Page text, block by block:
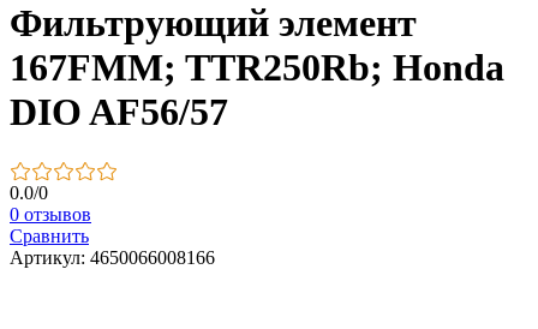
Фильтрующий элемент
167FMM; TTR250Rb; Honda
DIO AF56/57
0.0/0
0 отзывов
Сравнить
Артикул: 4650066008166